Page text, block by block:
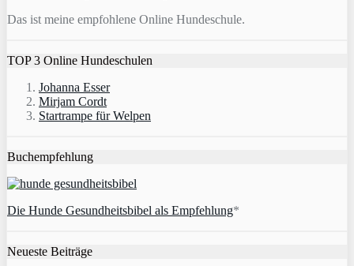
Das ist meine empfohlene Online Hundeschule.
TOP 3 Online Hundeschulen
Johanna Esser
Mirjam Cordt
Startrampe für Welpen
Buchempfehlung
Die Hunde Gesundheitsbibel als Empfehlung*
Neueste Beiträge